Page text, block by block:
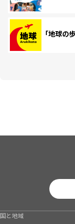
「地球の
国と地域